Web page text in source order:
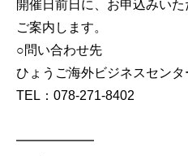
開催日前日に、お申込みい
ご案内します。
○問い合わせ先
ひょうご海外ビジネスセンタ
TEL：078-271-8402
━━━━━━